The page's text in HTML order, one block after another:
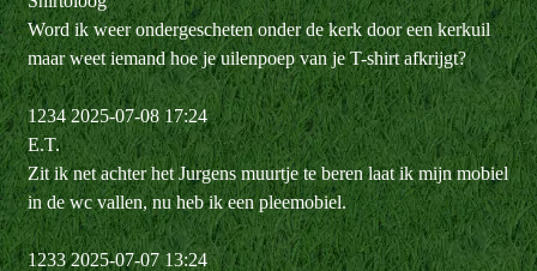
Word ik weer ondergescheten onder de kerk door een kerkuil
maar weet iemand hoe je uilenpoep van je T-shirt afkrijgt?
1234 2025-07-08 17:24
E.T.
Zit ik net achter het Jurgens muurtje te beren laat ik mijn mobiel
in de wc vallen, nu heb ik een pleemobiel.
1233 2025-07-07 13:24